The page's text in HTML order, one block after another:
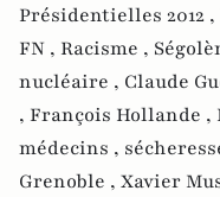
Présidentielles 2012 ,
FN , Racisme ,
nucléaire , Claude
, François Hollande ,
médecins ,
Grenoble , Xavier